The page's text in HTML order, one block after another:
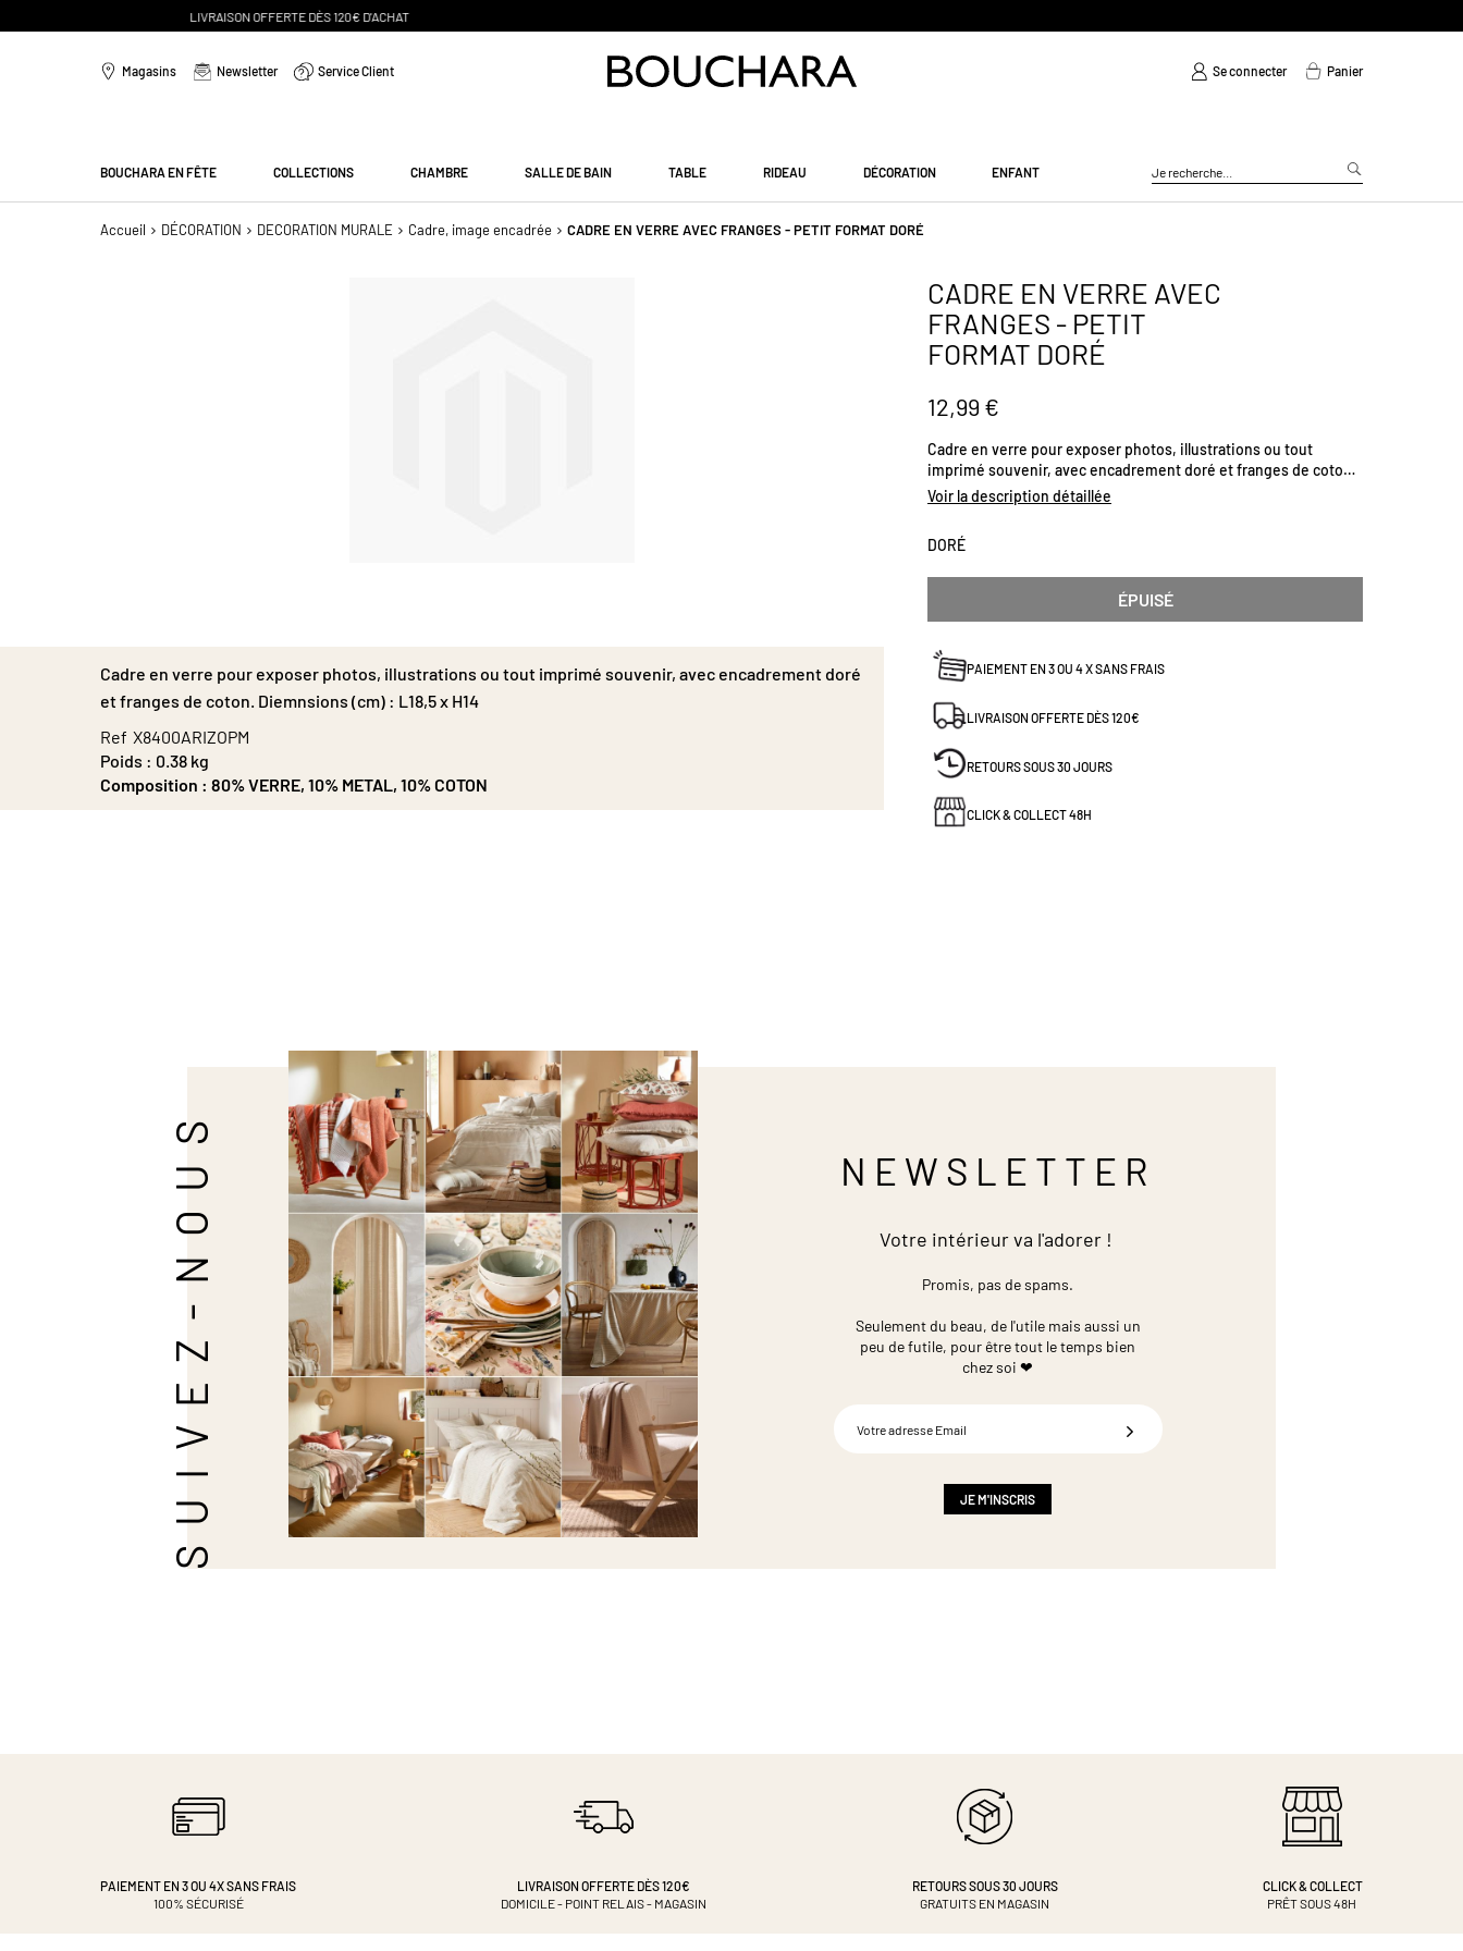
Magasins Newsletter Service Client Se connecter Panier
BOUCHARA EN FÊTE COLLECTIONS CHAMBRE SALLE DE BAIN TABLE RIDEAU DÉCORATION ENFANT
Accueil DÉCORATION DECORATION MURALE Cadre, image encadrée CADRE EN VERRE AVEC FRANGES - PETIT FORMAT DORÉ
Galerie
d’images
CADRE EN VERRE AVEC
FRANGES - PETIT
FORMAT DORÉ
12,99 €
Cadre en verre pour exposer photos, illustrations ou tout
imprimé souvenir, avec encadrement doré et franges de coton.
Diemnsions (cm) : L18,5 x H14
Voir la description détaillée
DORÉ
ÉPUISÉ
PAIEMENT EN 3 OU 4 X SANS FRAIS
LIVRAISON OFFERTE DÈS 120€
RETOURS SOUS 30 JOURS
CLICK & COLLECT 48H
Cadre en verre pour exposer photos, illustrations ou tout imprimé souvenir, avec encadrement doré
et franges de coton. Diemnsions (cm) : L18,5 x H14
Ref X8400ARIZOPM
Poids : 0.38 kg
Composition : 80% VERRE, 10% METAL, 10% COTON
SUIVEZ-NOUS NEWSLETTER
Votre intérieur va l'adorer !
Promis, pas de spams.
Seulement du beau, de l'utile mais aussi un
peu de futile, pour être tout le temps bien
chez soi ❤
JE M'INSCRIS
PAIEMENT EN 3 OU 4XSANS FRAIS
100% SÉCURISÉ
LIVRAISON OFFERTE DÈS 120€
DOMICILE - POINT RELAIS - MAGASIN
RETOURS SOUS 30 JOURS
GRATUITS EN MAGASIN
CLICK & COLLECT
PRÊT SOUS 48H